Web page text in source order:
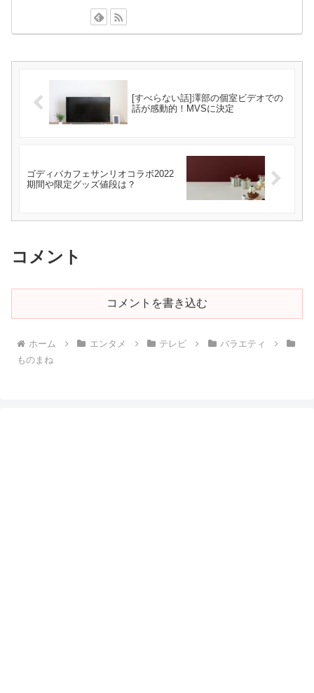
[すべらない話]澤部の個室ビデオでの
話が感動的！MVSに決定
ゴディバカフェサンリオコラボ2022
期間や限定グッズ値段は？
コメント
コメントを書き込む
ホーム エンタメ テレビ
バラエティ
ものまね